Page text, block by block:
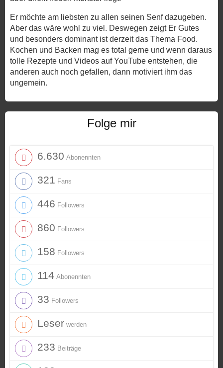
Er möchte am liebsten zu allen seinen Senf dazugeben.
Aber das wäre wohl zu viel. Deswegen zeigt Er Gutes
und besonders dominant ist derzeit das Thema Food.
Kochen und Backen mag es total gerne und wenn daraus
tolle Rezepte und Videos auf YouTube entstehen, die
anderen auch noch gefallen, dann motiviert ihm das
ungemein.
Folge mir
6.630 Abonennten
321 Fans
446 Followers
860 Followers
158 Followers
114 Abonennten
33 Followers
Leser werden
233 Beiträge